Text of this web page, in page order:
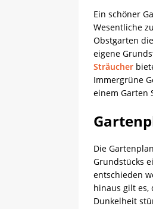
Ein schöner
Wesentliche
Obstgarten
eigene
Sträucher
Immergrüne
einem Garten
Die
Grundstücks
entschieden
hinaus gilt es,
Dunkelheit